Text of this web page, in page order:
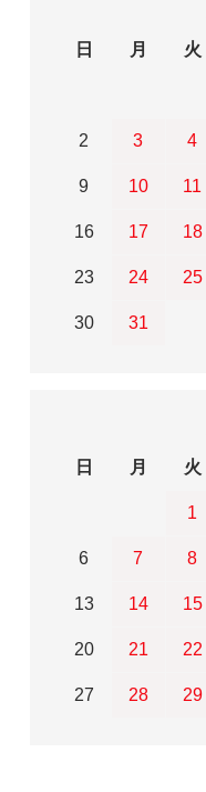
日
月 火
2 3 4
9 10 11
16 17 18
23 24 25
30 31
日
月 火
1
6 7 8
13 14 15
20 21 22
27 28 29